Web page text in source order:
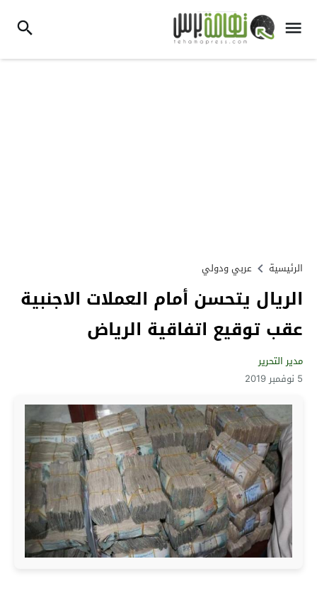
الرئيسية عربي ودولي
الريال يتحسن أمام العملات الاجنبية
عقب توقيع اتفاقية الرياض
مدير التحرير
5 نوفمبر 2019